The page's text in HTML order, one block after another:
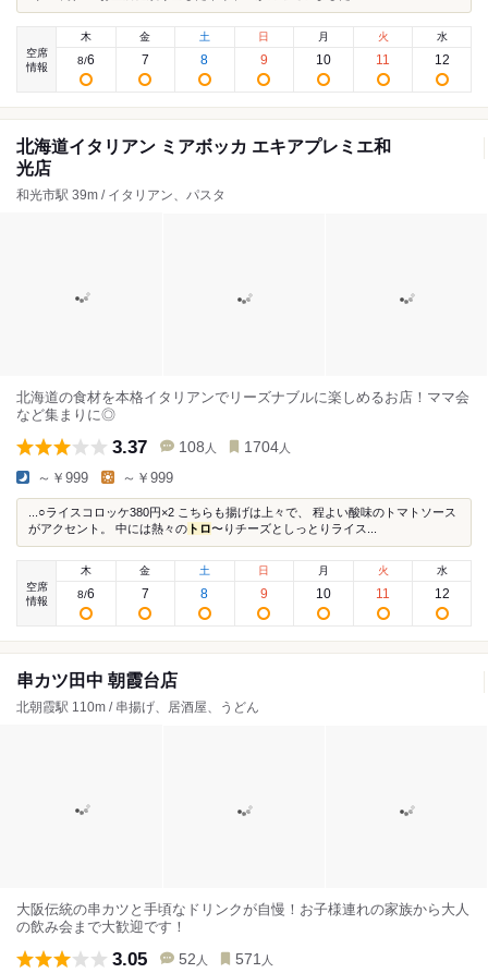
空席
情報
木
8/6
金
7
土
8
日
9
月
10
火
11
水
12
北海道イタリアン ミアボッカ エキアプレミエ和
光店
和光市駅 39m / イタリアン、パスタ
北海道の食材を本格イタリアンでリーズナブルに楽しめるお店！ママ会
など集まりに◎
3.37 108 人 1704 人
～￥999 ～￥999
...○ライスコロッケ380円×2 こちらも揚げは上々で、 程よい酸味のトマトソース
がアクセント。 中には熱々の トロ〜りチーズとしっとりライス...
空席
情報
木
8/6
金
7
土
8
日
9
月
10
火
11
水
12
串カツ田中 朝霞台店
北朝霞駅 110m / 串揚げ、居酒屋、うどん
大阪伝統の串カツと手頃なドリンクが自慢！お子様連れの家族から大人
の飲み会まで大歓迎です！
3.05 52 人 571 人